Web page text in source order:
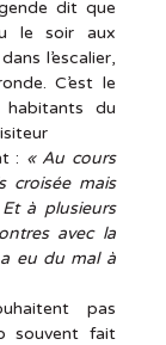
dit que
le soir aux
l’escalier,
C’est le
du
: « Au cours
croisée mais
à plusieurs
avec la
eu du mal à
pas
souvent fait